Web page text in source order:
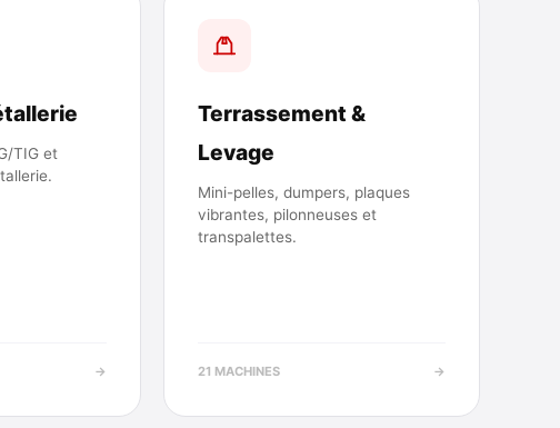
TIG et
→
Terrassement &
Levage
Mini-pelles, dumpers, plaques
vibrantes, pilonneuses et
transpalettes.
21 MACHINES →